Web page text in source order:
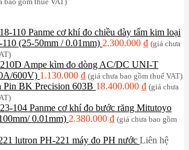
Panme cơ khí đo chiều dày tấm kim loại
(25-50mm / 0.01mm) 2.300.000 ₫ (giá chưa
Ampe kìm đo dòng AC/DC UNI-T
600V) 1.130.000 ₫ (giá chưa bao gồm thuế VAT)
Pin BK Precision 603B 18.400.000 ₫ (giá chưa
Panme cơ khí đo bước răng Mitutoyo
0.01mm) 2.380.000 ₫ (giá chưa bao gồm
lutron PH-221 máy đo PH nước Liên hệ